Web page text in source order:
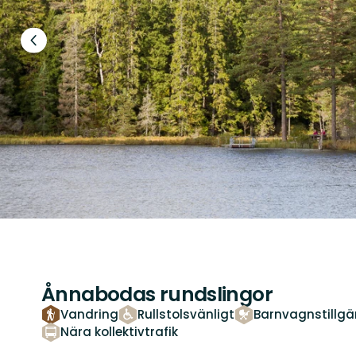
Föregående
bild
Ånnabodas rundslingor
Vandring Rullstolsvänligt
Nära kollektivtrafik